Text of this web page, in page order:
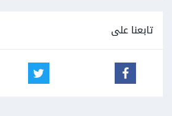
تابعنا على